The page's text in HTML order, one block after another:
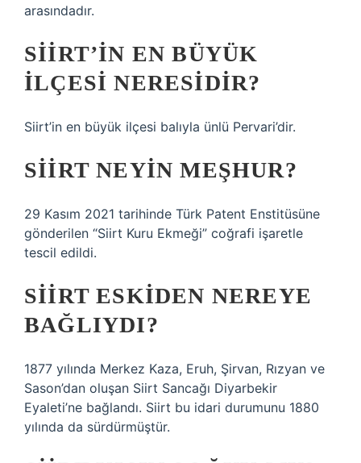
arasındadır.
SIIRT’IN EN BÜYÜK
ILÇESI NERESIDIR?
Siirt’in en büyük ilçesi balıyla ünlü Pervari’dir.
SIIRT NEYIN MEŞHUR?
29 Kasım 2021 tarihinde Türk Patent Enstitüsüne
gönderilen “Siirt Kuru Ekmeği” coğrafi işaretle
tescil edildi.
SIIRT ESKIDEN NEREYE
BAĞLIYDI?
1877 yılında Merkez Kaza, Eruh, Şirvan, Rızyan ve
Sason’dan oluşan Siirt Sancağı Diyarbekir
Eyaleti’ne bağlandı. Siirt bu idari durumunu 1880
yılında da sürdürmüştür.